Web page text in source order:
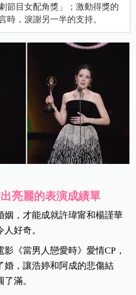
節目女配角獎」；激動得獎的
時，淚謝另一半的支持。
亮麗的表演成績單
姻，才能成就許瑋甯和楊謹華
好奇。
《當男人戀愛時》愛情CP，
婚，讓浩婷和阿成的悲傷結
滿。